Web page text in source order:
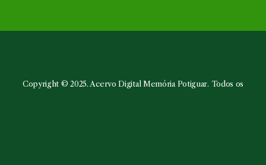
uma
uma
uma
uma
Copyright © 2025. Acervo Digital Memória Potiguar. Todos os